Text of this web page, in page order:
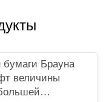
бумаги Брауна
величины